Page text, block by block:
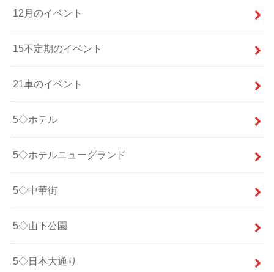
12月のイベント
15不定期のイベント
21車のイベント
5◇ホテル
5◇ホテルニューグランド
5◇中華街
5◇山下公園
5◇日本大通り